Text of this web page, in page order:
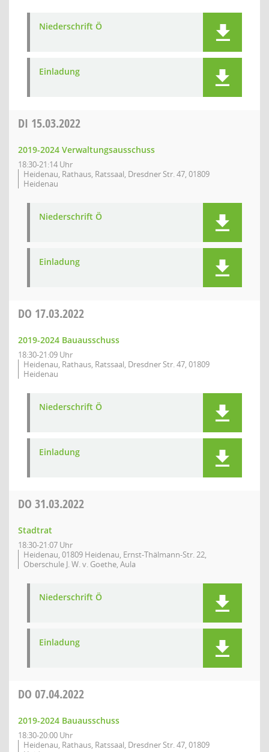
Niederschrift Ö
Einladung
DI 15.03.2022
2019-2024 Verwaltungsausschuss
18:30-21:14 Uhr
Heidenau, Rathaus, Ratssaal, Dresdner Str. 47, 01809
Heidenau
Niederschrift Ö
Einladung
DO 17.03.2022
2019-2024 Bauausschuss
18:30-21:09 Uhr
Heidenau, Rathaus, Ratssaal, Dresdner Str. 47, 01809
Heidenau
Niederschrift Ö
Einladung
DO 31.03.2022
Stadtrat
18:30-21:07 Uhr
Heidenau, 01809 Heidenau, Ernst-Thälmann-Str. 22,
Oberschule J. W. v. Goethe, Aula
Niederschrift Ö
Einladung
DO 07.04.2022
2019-2024 Bauausschuss
18:30-20:00 Uhr
Heidenau, Rathaus, Ratssaal, Dresdner Str. 47, 01809